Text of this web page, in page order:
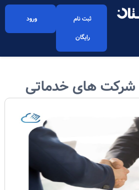
ثبت نام
رایگان
ورود
شرکت های خدماتی